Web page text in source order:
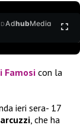
AdhubMedia
Famosi con la
ieri sera- 17
, che ha